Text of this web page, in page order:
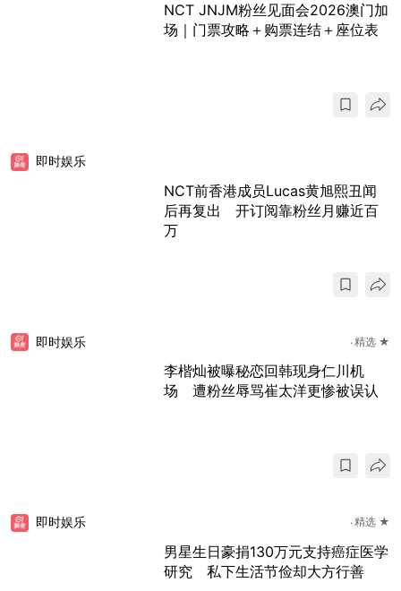
NCT JNJM粉丝见面会2026澳门加
场｜门票攻略＋购票连结＋座位表
即时娱乐
NCT前香港成员Lucas黄旭熙丑闻
后再复出 开订阅靠粉丝月赚近百
万
即时娱乐 精选 ★
李楷灿被曝秘恋回韩现身仁川机
场 遭粉丝辱骂崔太洋更惨被误认
即时娱乐 精选 ★
男星生日豪捐130万元支持癌症医学
研究 私下生活节俭却大方行善